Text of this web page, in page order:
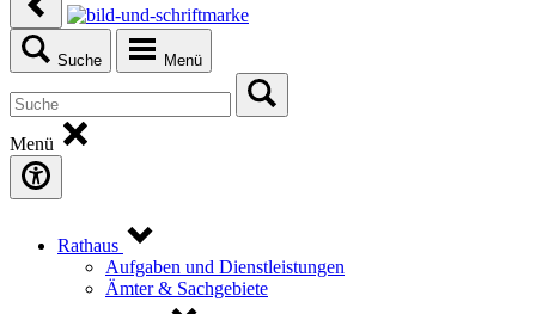
Suche Menü
Menü
Rathaus
Aufgaben und Dienstleistungen
Ämter & Sachgebiete